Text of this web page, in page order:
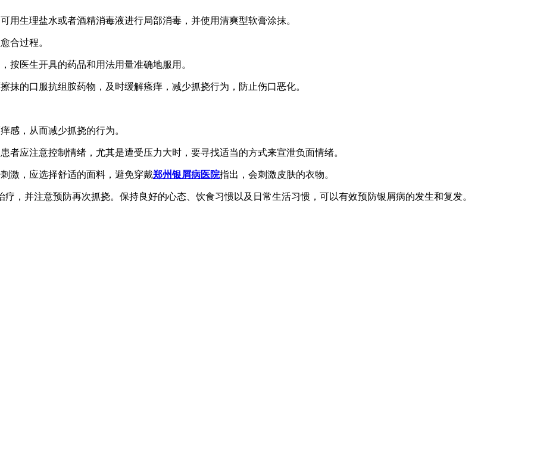
用生理盐水或者酒精消毒液进行局部消毒，并使用清爽型软膏涂抹。
合过程。
按医生开具的药品和用法用量准确地服用。
抹的口服抗组胺药物，及时缓解瘙痒，减少抓挠行为，防止伤口恶化。
感，从而减少抓挠的行为。
者应注意控制情绪，尤其是遭受压力大时，要寻找适当的方式来宣泄负面情绪。
激，应选择舒适的面料，避免穿戴郑州银屑病医院指出，会刺激皮肤的衣物。
，并注意预防再次抓挠。保持良好的心态、饮食习惯以及日常生活习惯，可以有效预防银屑病的发生和复发。